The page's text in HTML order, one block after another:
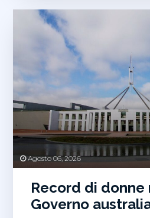
Agosto 06, 2026
Record di donne
Governo